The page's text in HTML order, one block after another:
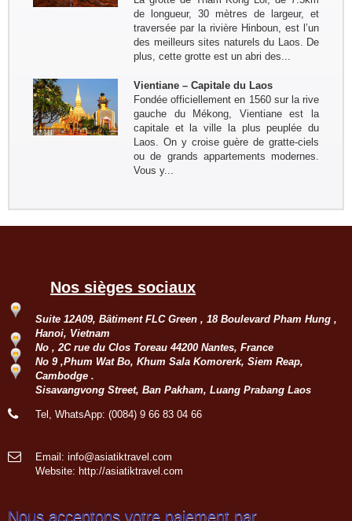
de longueur, 30 mètres de largeur, et
traversée par la rivière Hinboun, est l’un
des meilleurs sites naturels du Laos. De
plus, cette grotte est un abri des...
Vientiane – Capitale du Laos
Fondée officiellement en 1560 sur la rive
gauche du Mékong, Vientiane est la
capitale et la ville la plus peuplée du
Laos. On y croise guère de gratte-ciels
ou de grands appartements modernes.
Vous y...
Nos sièges sociaux
Suite 12A09, Bâtiment FLC Green , 18 Boulevard Pham Hung ,
Hanoi, Vietnam
No , 2C rue du Clos Toreau 44200 Nantes, France
No 9 ,Phum Wat Bo, Khum Sala Komorerk, Siem Reap,
Cambodge .
Sisavangvong Street, Ban Pakham, Luang Prabang Laos
Tel, WhatsApp: (0084) 9 66 83 04 66
Email: info@asiatiktravel.com
Website: http://asiatiktravel.com
Nous acceptons votre paiement par